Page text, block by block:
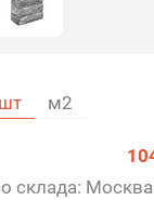
шт м2
склада: Москва